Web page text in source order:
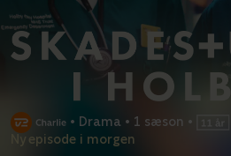
• Drama • 1 sæson •
Ny episode i morgen